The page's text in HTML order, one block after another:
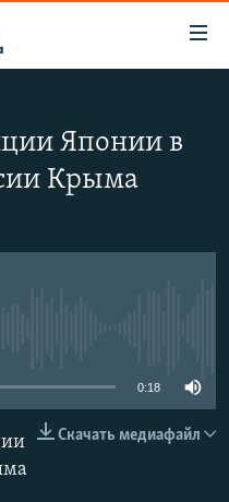
Японии в
Крыма
0:18
Скачать медиафайл